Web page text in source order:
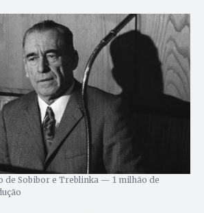
de Sobibor e Treblinka — 1 milhão de